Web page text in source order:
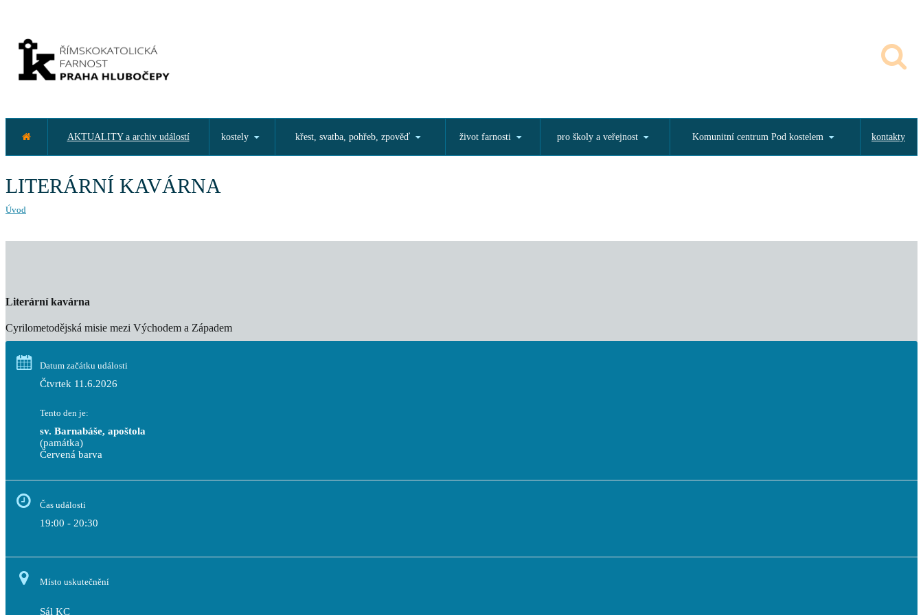
AKTUALITY a archiv událostí kostely křest, svatba, pohřeb, zpověď život farnosti pro školy a veřejnost Komunitní centrum Pod kostelem kontakty
LITERÁRNÍ KAVÁRNA
Úvod
Literární kavárna
Cyrilometodějská misie mezi Východem a Západem
Datum začátku události
Čtvrtek 11.6.2026
Tento den je:
sv. Barnabáše, apoštola
(památka)
Červená barva
Čas události
19:00 - 20:30
Místo uskutečnění
Sál KC